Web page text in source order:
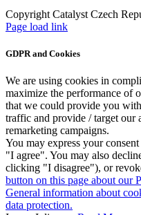
Copyright Catalyst Czech
Facebook
Instagram
Page load link
GDPR and Cookies
We are using cookies in
maximize the performance of
that we could provide you
traffic and provide / target our
remarketing campaigns.
You may express your
"I agree". You may also
clicking "I disagree"), or
button on this page about our
General information about
data protection.